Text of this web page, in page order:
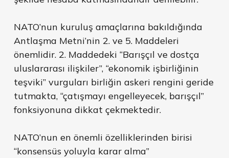
NATO’nun kuruluş amaçlarına bakıldığında
Antlaşma Metni’nin 2. ve 5. Maddeleri
önemlidir. 2. Maddedeki “Barışçıl ve dostça
uluslararası ilişkiler”, “ekonomik işbirliğinin
teşviki” vurguları birliğin askeri rengini geride
tutmakta, “çatışmayı engelleyecek, barışçıl”
fonksiyonuna dikkat çekmektedir.
NATO’nun en önemli özelliklerinden birisi
“konsensüs yoluyla karar alma”